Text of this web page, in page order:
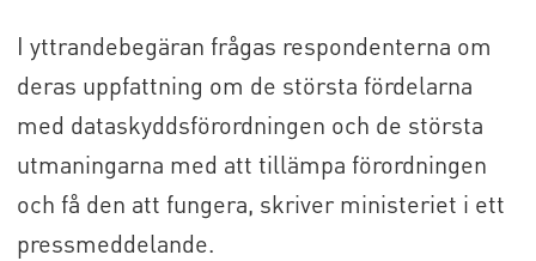
I yttrandebegäran frågas respondenterna om
deras uppfattning om de största fördelarna
med dataskyddsförordningen och de största
utmaningarna med att tillämpa förordningen
och få den att fungera, skriver ministeriet i ett
pressmeddelande.